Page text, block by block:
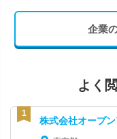
企業
よく
株式会社オープ